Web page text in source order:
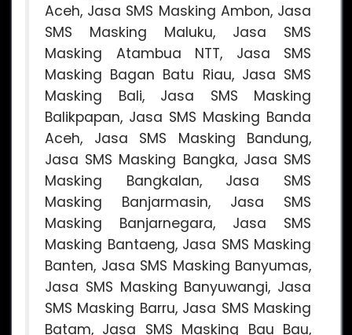
Aceh, Jasa SMS Masking Ambon, Jasa
SMS Masking Maluku, Jasa SMS
Masking Atambua NTT, Jasa SMS
Masking Bagan Batu Riau, Jasa SMS
Masking Bali, Jasa SMS Masking
Balikpapan, Jasa SMS Masking Banda
Aceh, Jasa SMS Masking Bandung,
Jasa SMS Masking Bangka, Jasa SMS
Masking Bangkalan, Jasa SMS
Masking Banjarmasin, Jasa SMS
Masking Banjarnegara, Jasa SMS
Masking Bantaeng, Jasa SMS Masking
Banten, Jasa SMS Masking Banyumas,
Jasa SMS Masking Banyuwangi, Jasa
SMS Masking Barru, Jasa SMS Masking
Batam, Jasa SMS Masking Bau Bau,